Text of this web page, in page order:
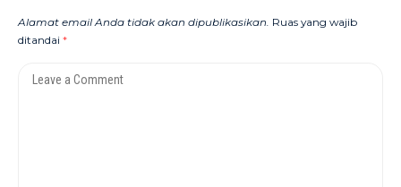
Alamat email Anda tidak akan dipublikasikan. Ruas yang wajib
ditandai *